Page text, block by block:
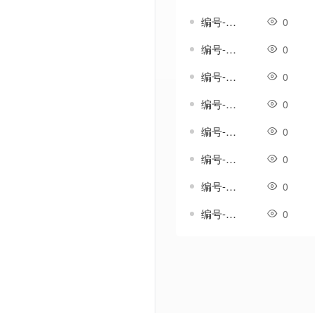
编号-雨吟套-传奇一体剑甲素材 0
编号-雨纹套-传奇一体剑甲素材 0
编号-雨织纹套-传奇一体剑甲素材 0
编号-雪歌套-传奇一体剑甲素材 0
编号-雪澜套-传奇一体剑甲素材 0
编号-霄影套-传奇一体剑甲素材 0
编号-霞光温热套-传奇一体剑甲素材 0
编号-韵鸣套-传奇一体剑甲素材 0